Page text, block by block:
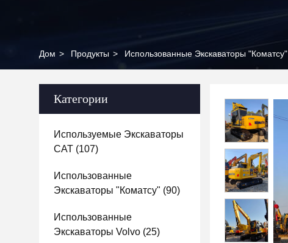
Дом > Продукты > Использованные Экскаваторы "Коматсу"
Категории
Используемые Экскаваторы
CAT (107)
Использованные
Экскаваторы "Коматсу" (90)
Использованные
Экскаваторы Volvo (25)